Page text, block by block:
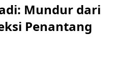
Mundur dari
Penantang